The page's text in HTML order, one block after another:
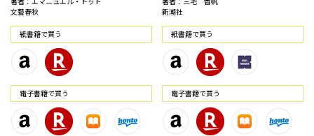
文藝春秋
紙書籍で買う
電⼦書籍で買う
新潮社
紙書籍で買う
電⼦書籍で買う